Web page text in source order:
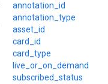
annotation_id
annotation_type
asset_id
card_id
card_type
live_or_on_demand
subscribed_status